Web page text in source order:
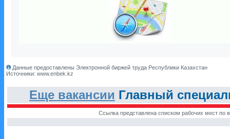
Данные предоставлены Электронной биржей труда Республики Казахстан
Источники: www.enbek.kz
Еще вакансии Главный
Ссылка представлена списком рабочих мест по